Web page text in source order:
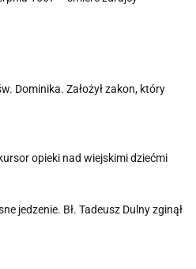
Dominika. Założył zakon, który
opieki nad wiejskimi dziećmi
jedzenie. Bł. Tadeusz Dulny zginął